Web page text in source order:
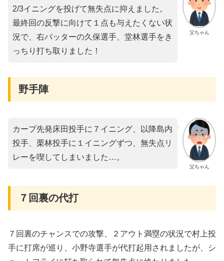
父ちゃん
2/3イニングを投げて無失点に抑えました。
最終回の反撃に向けて１点も与えたくない状
況で、右バッターの久保選手、堂林選手をき
っちり打ち取りました！
野手陣
父ちゃん
カープ先発床田投手に７イニング、以降島内
投手、栗林投手に１イニングずつ、無失点リ
レーを喫してしまいました…。
７回裏の代打
７回裏のチャンスでの攻撃、２アウト満塁の状況で村上投
手に打席が巡り、小野寺選手が代打起用されましたが、シ